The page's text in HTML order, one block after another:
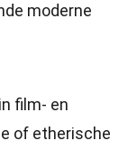
moderne
film- en
of etherische